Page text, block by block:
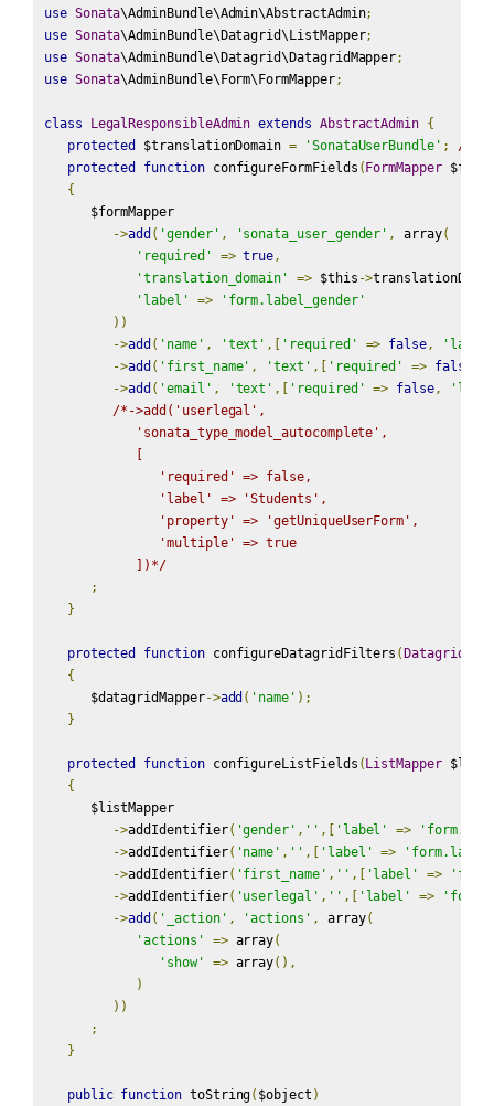
use Sonata\AdminBundle\Admin\AbstractAdmin;
use Sonata\AdminBundle\Datagrid\ListMapper;
use Sonata\AdminBundle\Datagrid\DatagridMapper;
use Sonata\AdminBundle\Form\FormMapper;
class LegalResponsibleAdmin extends AbstractAdmin {
protected
$translationDomain = 'SonataUserBundle' ;
//
protected
function configureFormFields (FormMapper
{
      $formMapper
->add ( 'gender' , 'sonata_user_gender' , array(
'required'
=> true ,
'translation_domain'
=> $this ->
'label'
=>
'form.label_gender'
))
->add ( 'name' , 'text' ,[ 'required' => false ,
->add ( 'first_name' , 'text' ,[ 'required' => false
->add ( 'email' , 'text' ,[ 'required' => false ,
/*->add('userlegal',
            'sonata_type_model_autocomplete',
            [
               'required' => false,
               'label' => 'Students',
               'property' => 'getUniqueUserForm',
               'multiple' => true
            ])*/
;
}
protected function configureDatagridFilters (
{
      $datagridMapper
->add ( 'name' );
}
protected function configureListFields (ListMapper
{
      $listMapper
->addIdentifier( 'gender' , '' ,[ 'label' =>
->addIdentifier( 'name' , '' ,[ 'label' =>
->addIdentifier( 'first_name' , '' ,[ 'label' =>
->addIdentifier( 'userlegal' , '' ,[ 'label' =>
->add ( '_action' , 'actions' , array(
'actions'
=> array(
'show'
=> array(),
)
))
;
}
public function toString( $object )